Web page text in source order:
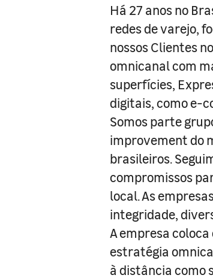
Há 27 anos no
redes de varejo,
nossos Clientes
omnicanal com
superfícies,
digitais, como e-
Somos parte
improvement do
brasileiros.
compromissos
local. As
integridade,
A empresa
estratégia
à distância como